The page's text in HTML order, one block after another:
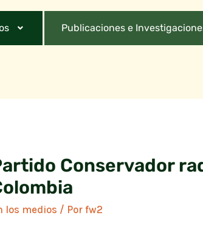
Publicaciones e
Conservador
los medios / Porfw2